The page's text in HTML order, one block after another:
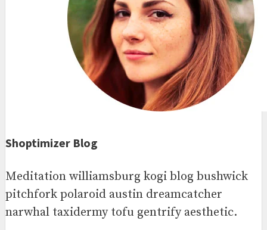
Shoptimizer Blog
Meditation williamsburg kogi blog bushwick
pitchfork polaroid austin dreamcatcher
narwhal taxidermy tofu gentrify aesthetic.